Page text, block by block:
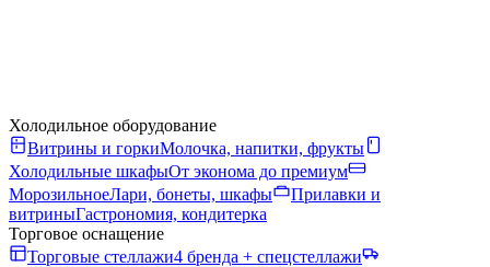
Холодильное оборудование
Витрины и горкиМолочка, напитки, фрукты
Холодильные шкафыОт эконома до премиум
МорозильноеЛари, бонеты, шкафы
Прилавки и
витриныГастрономия, кондитерка
Торговое оснащение
Торговые стеллажи4 бренда + спецстеллажи